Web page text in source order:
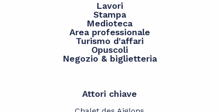
Lavori
Stampa
Medioteca
Area professionale
Turismo d'affari
Opuscoli
Negozio & biglietteria
Attori chiave